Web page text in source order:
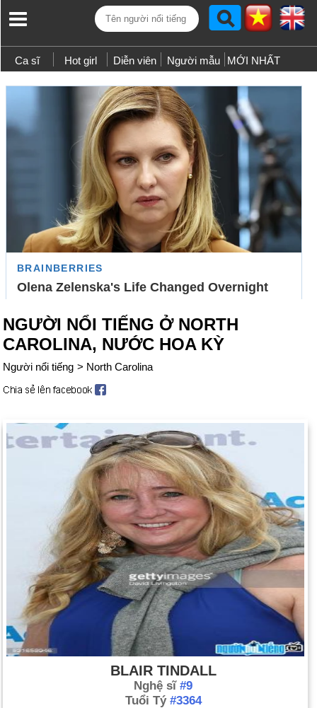
Ca sĩ Hot girl Diễn viên Người mẫu MỚI NHẤT
NGƯỜI NỔI TIẾNG Ở NORTH
CAROLINA, NƯỚC HOA KỲ
Người nổi tiếng > North Carolina
BLAIR TINDALL
Nghệ sĩ #9
Tuổi Tý #3364